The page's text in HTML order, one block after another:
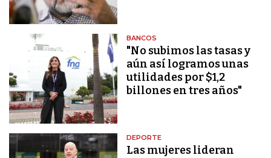
BANCOS
"No subimos las tasas y
aún así logramos unas
utilidades por $1,2
billones en tres años"
DEPORTE
Las mujeres lideran